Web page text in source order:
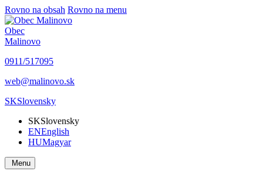
Rovno na obsah Rovno na menu
Obec
Malinovo
0911/517095
web@malinovo.sk
SKSlovensky
SKSlovensky
ENEnglish
HUMagyar
Menu